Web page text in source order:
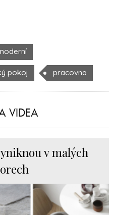
pokoj pracovna
VIDEA
v malých